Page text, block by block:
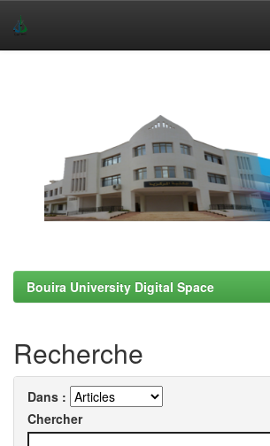
Bouira University Digital Space
Recherche
Dans :
Chercher